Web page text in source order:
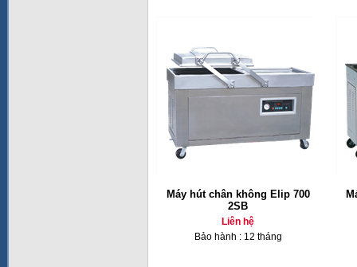
Máy hút chân không Elip 700
2SB
Liên hệ
Bảo hành : 12 tháng